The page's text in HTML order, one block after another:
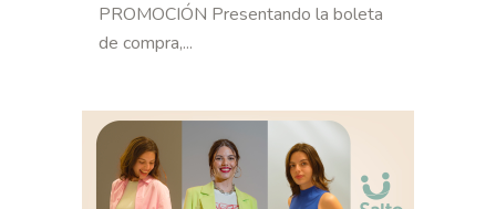
PROMOCIÓN Presentando la boleta
de compra,...